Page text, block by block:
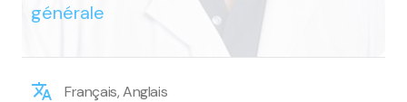
générale
Français, Anglais